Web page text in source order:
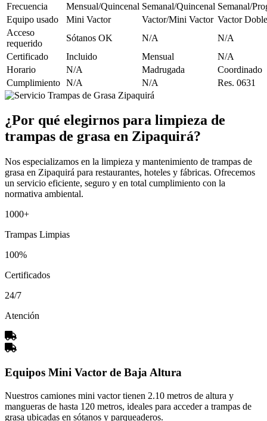
Frecuencia
Mensual/Quincenal Semanal/Quincenal Semanal/
Equipo usado
Mini Vactor Vactor/Mini Vactor Vactor
Acceso
requerido
Sótanos OK N/A
N/A
Certificado
Incluido Mensual
N/A
Horario
N/A Madrugada
Coordinado
Cumplimiento N/A N/A Res. 0631
¿Por qué elegirnos para limpieza de
trampas de grasa en Zipaquirá?
Nos especializamos en la limpieza y mantenimiento de trampas de
grasa en Zipaquirá para restaurantes, hoteles y fábricas. Ofrecemos
un servicio eficiente, seguro y en total cumplimiento con la
normativa ambiental.
1000+
Trampas Limpias
100%
Certificados
24/7
Atención
Equipos Mini Vactor de Baja Altura
Nuestros camiones mini vactor tienen 2.10 metros de altura y
mangueras de hasta 120 metros, ideales para acceder a trampas de
grasa ubicadas en sótanos y parqueaderos.